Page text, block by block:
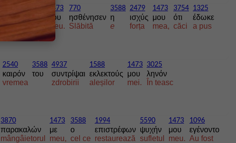
5137
τράχηλόν
grumazul
1473
μου
meu.
770
ησθένησεν
Slăbită
3588
η
e
2479
ισχύς
forța
1473
μου
mea,
3754
ότι
căci
1325
έδωκε
a pus
2540
καιρόν
vremea
3588
του
4937
συντρίψαι
zdrobirii
1588
εκλεκτούς
aleșilor
1473
μου
mei.
3025
ληνόν
În teasc
3870
παρακαλών
mângâietorul
1473
με
meu,
3588
ο
cel ce
1994
επιστρέφων
restaurează
5590
ψυχήν
sufletul
1473
μου
meu.
1096
εγένοντο
Au fost